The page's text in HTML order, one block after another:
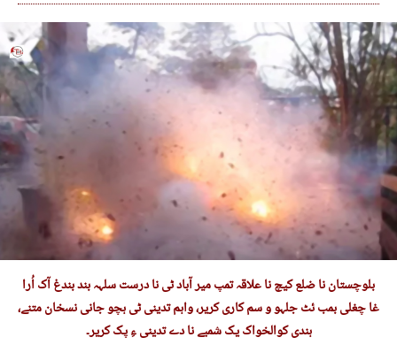
بلوچستان نا ضلع کیچ نا علاقہ تمپ میر آباد ٹی نا درست سلہہ بند بندغ آک اُرا
غا چغلی بمب ئٹ جلہو و سم کاری کریر، واہم تدینی ٹی ہچو جانی نسخان متنے،
ہندی کوالخواک یک شمبے نا دے تدینی ءِ پک کریر۔